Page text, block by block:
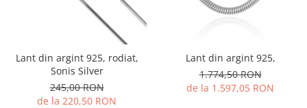
Lant din argint 925, rodiat,
Sonis Silver
245,00 RON
de la 220,50 RON
Lant din argint 925,
1.774,50 RON
de la 1.597,05 RON